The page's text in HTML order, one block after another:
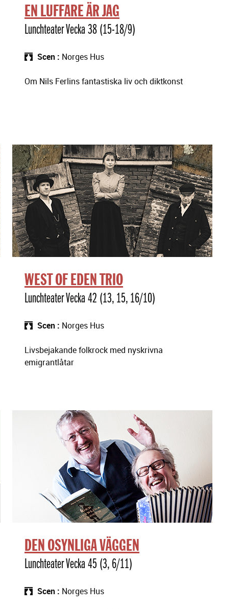
EN LUFFARE ÄR JAG
Lunchteater Vecka 38 (15-18/9)
Scen Norges Hus
Om Nils Ferlins fantastiska liv och diktkonst
WEST OF EDEN TRIO
Lunchteater Vecka 42 (13, 15, 16/10)
Scen Norges Hus
Livsbejakande folkrock med nyskrivna
emigrantlåtar
DEN OSYNLIGA VÄGGEN
Lunchteater Vecka 45 (3, 6/11)
Scen Norges Hus